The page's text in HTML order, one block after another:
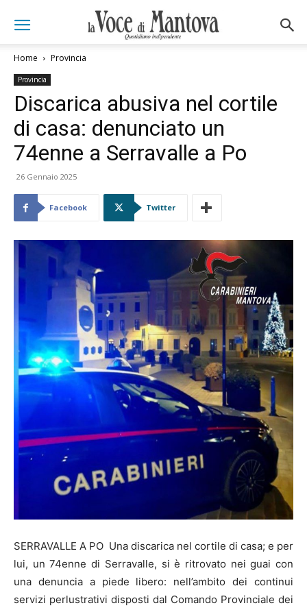
Home Provincia
Provincia
Discarica abusiva nel cortile
di casa: denunciato un
74enne a Serravalle a Po
26 Gennaio 2025
Facebook Twitter
SERRAVALLE A PO Una discarica nel cortile di casa; e per
lui, un 74enne di Serravalle, si è ritrovato nei guai con
una denuncia a piede libero: nell’ambito dei continui
servizi perlustrativi disposti dal Comando Provinciale dei